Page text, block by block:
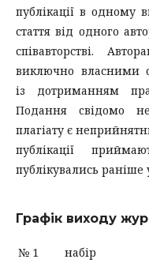
публікації в одному
стаття від одного
співавторстві.
виключно власними
із дотриманням
Подання cвідомо
плагіату є
публікації
публікувались
Графік виходу
№ 1
набір